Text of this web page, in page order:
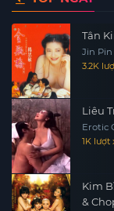
Tân
Jin Pin
3.2K
Liêu
Erotic
1K lượt
Kim
&